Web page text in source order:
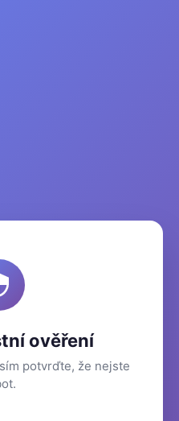
ověření
potvrďte, že nejste